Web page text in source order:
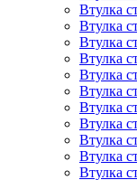
Втулка
Втулка
Втулка
Втулка
Втулка
Втулка
Втулка
Втулка
Втулка
Втулка
Втулка